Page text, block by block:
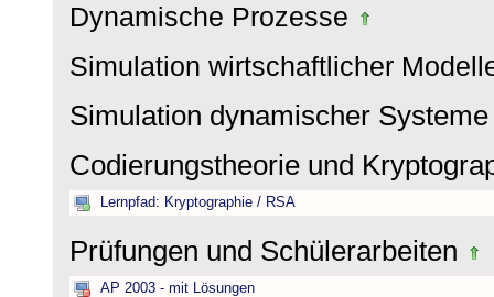
Dynamische Prozesse
Simulation wirtschaftlicher
Simulation dynamischer
Codierungstheorie und
Lernpfad: Kryptographie / RSA
Prüfungen und Schülerarbeiten
AP 2003 - mit Lösungen